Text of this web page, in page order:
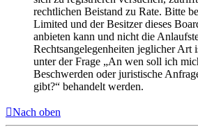
rechtlichen Beistand zu Rate. Bitte
Limited und der Besitzer dieses
anbieten kann und nicht die
Rechtsangelegenheiten jeglicher Art
unter der Frage „An wen soll ich
Beschwerden oder juristische
gibt?“ behandelt werden.
Nach oben